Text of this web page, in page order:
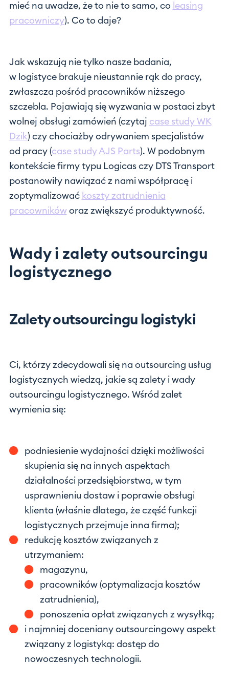
mieć na uwadze, że to nie to samo, co leasing
pracowniczy). Co to daje?
Jak wskazują nie tylko nasze badania,
w logistyce brakuje nieustannie rąk do pracy,
zwłaszcza pośród pracowników niższego
szczebla. Pojawiają się wyzwania w postaci zbyt
wolnej obsługi zamówień (czytaj case study WK
Dzik) czy chociażby odrywaniem specjalistów
od pracy (case study AJS Parts). W podobnym
kontekście firmy typu Logicas czy DTS Transport
postanowiły nawiązać z nami współpracę i
zoptymalizować koszty zatrudnienia
pracownikóworaz zwiększyć produktywność.
Wady i zalety outsourcingu
logistycznego
Zalety outsourcingu logistyki
Ci, którzy zdecydowali się na outsourcing usług
logistycznych wiedzą, jakie są zalety i wady
outsourcingu logistycznego. Wśród zalet
wymienia się:
podniesienie wydajności dzięki możliwości
skupienia się na innych aspektach
działalności przedsiębiorstwa, w tym
usprawnieniu dostaw i poprawie obsługi
klienta (właśnie dlatego, że część funkcji
logistycznych przejmuje inna firma);
redukcję kosztów związanych z
utrzymaniem:
magazynu,
pracowników (optymalizacja kosztów
zatrudnienia),
ponoszenia opłat związanych z wysyłką;
i najmniej doceniany outsourcingowy aspekt
związany z logistyką: dostęp do
nowoczesnych technologii.